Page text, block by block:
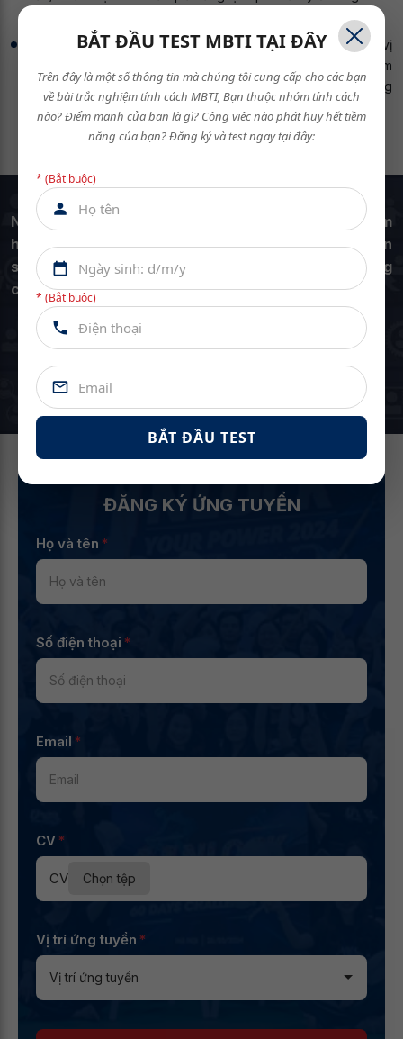
HBR xây dựng chính sách lương rõ ràng, phù hợp với từng vị
trí công việc, kỹ năng và trình độ chuyên môn và để đảm
bảo các thành viên có mức thu nhập xứng đáng với những
cống hiến và đóng góp của mình.
Nếu những điều trên nằm trong danh mục quan tâm
hàng đầu của bạn khi tìm kiếm môi trường phát triển
sự nghiệp và gắn bó lâu dài thì hãy gia nhập cùng
chúng tôi ngay hôm nay!
ĐĂNG KÝ ỨNG TUYỂN
Họ và tên *
Số điện thoại *
Email *
CV *
CV Chọn tệp
Vị trí ứng tuyển *
BẮT ĐẦU TEST MBTI TẠI ĐÂY
Trên đây là một số thông tin mà chúng tôi cung cấp cho các bạn
về bài trắc nghiệm tính cách MBTI, Bạn thuộc nhóm tính cách
nào? Điểm mạnh của bạn là gì? Công việc nào phát huy hết tiềm
năng của bạn?Đăng ký và test ngay tại đây:
* (Bắt buộc)
* (Bắt buộc)
BẮT ĐẦU TEST